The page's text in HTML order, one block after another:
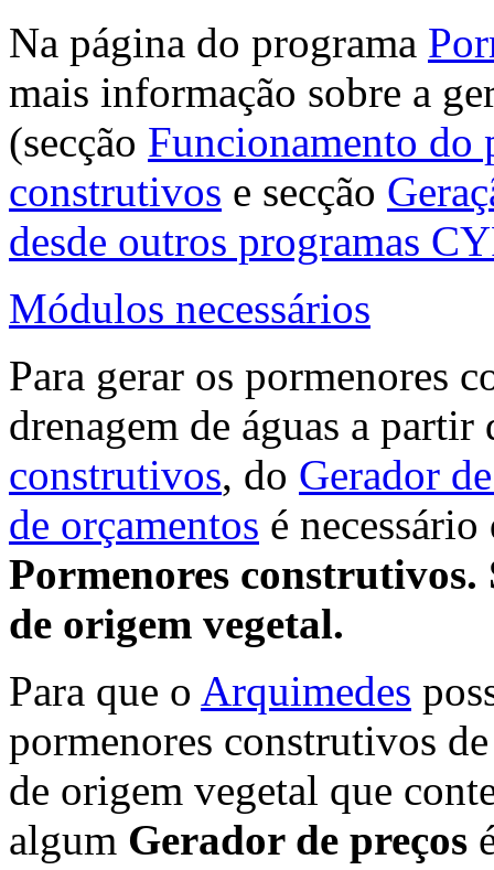
Na página do programa
mais informação sobre a
(secção Funcionamento do
construtivos e secção
desde outros programas
Módulos necessários
Para gerar os pormenores
drenagem de águas a
construtivos, do Gerador
de orçamentos é
Pormenores construtivos.
de origem vegetal.
Para que o Arquimedes
pormenores construtivos
de origem vegetal que
algum Gerador de preços